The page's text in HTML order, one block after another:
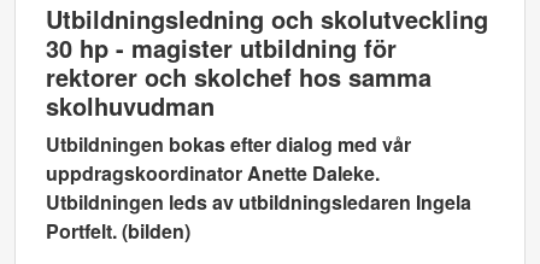
Utbildningsledning och skolutveckling
30 hp - magister utbildning för
rektorer och skolchef hos samma
skolhuvudman
Utbildningen bokas efter dialog med vår
uppdragskoordinator Anette Daleke.
Utbildningen leds av utbildningsledaren Ingela
Portfelt. (bilden)